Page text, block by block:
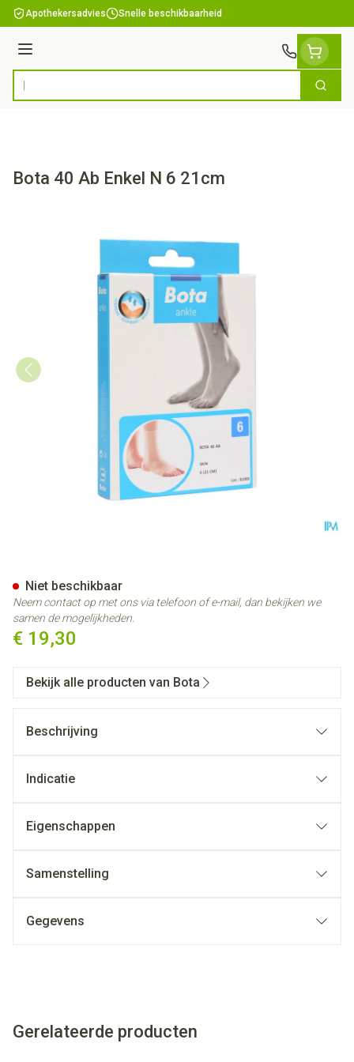
Ga naar de inhoud
Apothekersadvies Snelle beschikbaarheid
Menu
Product, merk, categorie... Zoek
Bota 40 Ab Enkel N 6 21cm
€ 19,30
Niet beschikbaar
Neem contact op met ons via telefoon of e-mail, dan bekijken we
samen de mogelijkheden.
Bekijk alle producten van Bota
Beschrijving
Indicatie
Eigenschappen
Samenstelling
Gegevens
Gerelateerde producten